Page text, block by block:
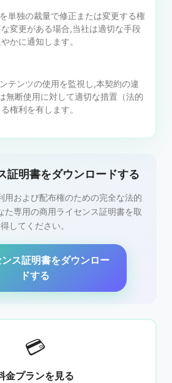
単独の裁量で修正または変更する権
変更がある場合,当社は適切な手段
かに通知します。
テンツの使用を監視し,本契約の違
無断使用に対して適切な措置（法的
権利を有します。
証明書をダウンロードする
用および配布権のための完全な法的
た専用の商用ライセンス証明書を取
得してください。
ンス証明書をダウンロー
ドする
💳
金プランを見る